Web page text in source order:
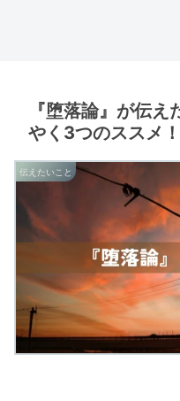
『堕落論』が伝
やく3つのススメ！
伝えたいこと